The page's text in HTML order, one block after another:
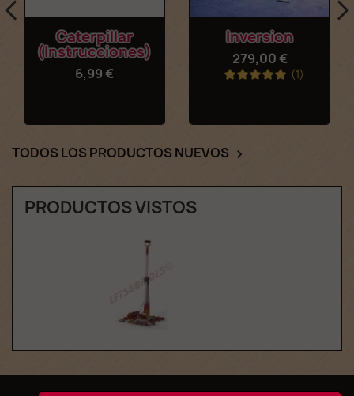
Caterpillar
(instrucciones)
6,99 €
Inversion
279,00 €
(1)
TODOS LOS PRODUCTOS NUEVOS 
PRODUCTOS VISTOS